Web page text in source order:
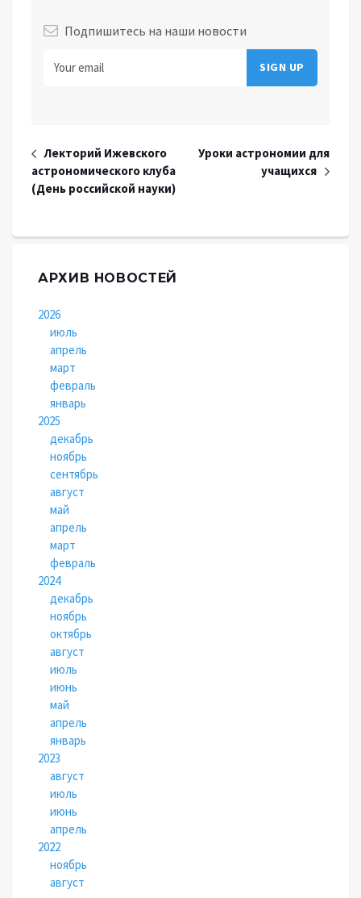
Подпишитесь на наши новости
Лекторий Ижевского
астрономического клуба
(День российской науки)
Уроки астрономии для
учащихся
АРХИВ НОВОСТЕЙ
2026
июль
апрель
март
февраль
январь
2025
декабрь
ноябрь
сентябрь
август
май
апрель
март
февраль
2024
декабрь
ноябрь
октябрь
август
июль
июнь
май
апрель
январь
2023
август
июль
июнь
апрель
2022
ноябрь
август